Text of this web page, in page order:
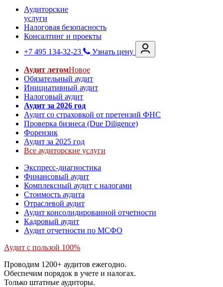
Аудиторские
услуги
Налоговая безопасность
Консалтинг и проекты
+7 495 134-32-23
Узнать цену
Аудит летомНовое
Обязательный аудит
Инициативный аудит
Налоговый аудит
Аудит за 2026 год
Аудит со страховкой от претензий ФНС
Проверка бизнеса (Due Diligence)
Форензик
Аудит за 2025 год
Все аудиторские услуги
Экспресс-диагностика
Финансовый аудит
Комплексный аудит с налогами
Стоимость аудита
Отраслевой аудит
Аудит консолидированной отчетности
Кадровый аудит
Аудит отчетности по МСФО
Аудит с пользой 100%
Проводим 1200+ аудитов ежегодно.
Обеспечим порядок в учете и налогах.
Только штатные аудиторы.